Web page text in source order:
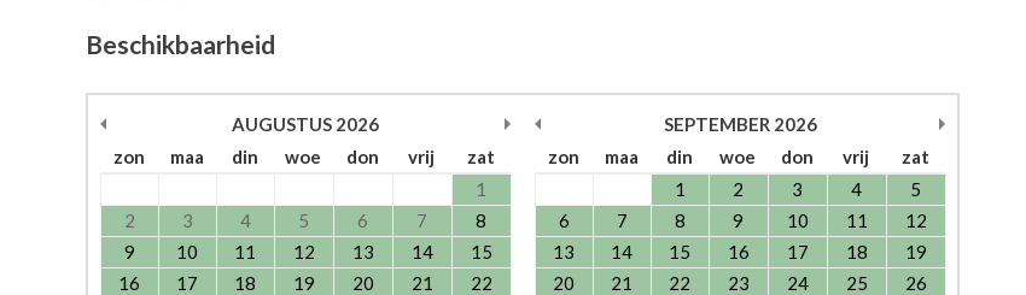
Beschikbaarheid
AUGUSTUS 2026
zon
maa din woe don vrij
zat
1
2
3 4 5 6 7
8
9
10 11 12 13 14
15
16
17 18 19 20 21
22
SEPTEMBER 2026
zon
maa din woe don vrij
zat
1
2 3 4
5
6
7 8 9 10 11
12
13
14 15 16 17 18
19
20
21 22 23 24 25
26